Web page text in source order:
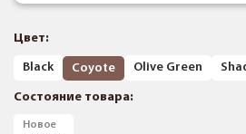
Цвет:
Black Coyote Olive Green
Состояние товара:
Новое